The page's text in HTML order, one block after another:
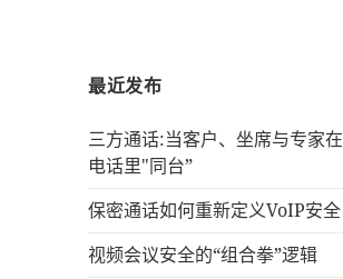
最近发布
三方通话:当客户、坐席与专家在
电话里"同台”
保密通话如何重新定义VoIP安全
视频会议安全的“组合拳”逻辑